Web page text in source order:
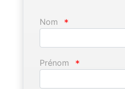
Nom *
Prénom *